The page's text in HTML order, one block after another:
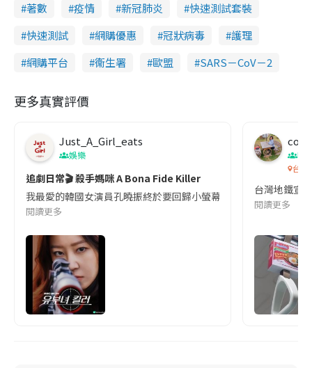
著數 疫情 新冠肺炎
快速測試套裝
快速測試
網購優惠 冠狀病毒
護理
網購平台
衞生署 歐盟 SARS－CoV－2
更多真實評價
Just_A_Girl_eats
娛樂
追劇日常🎬 殺手媽咪 A Bona Fide Killer
我最愛的韓國女演員孔曉振終於要回歸小螢幕啦!這次的劇本改編
閱讀更多
co
吹
台灣
台灣地鐵宣
閱讀更多